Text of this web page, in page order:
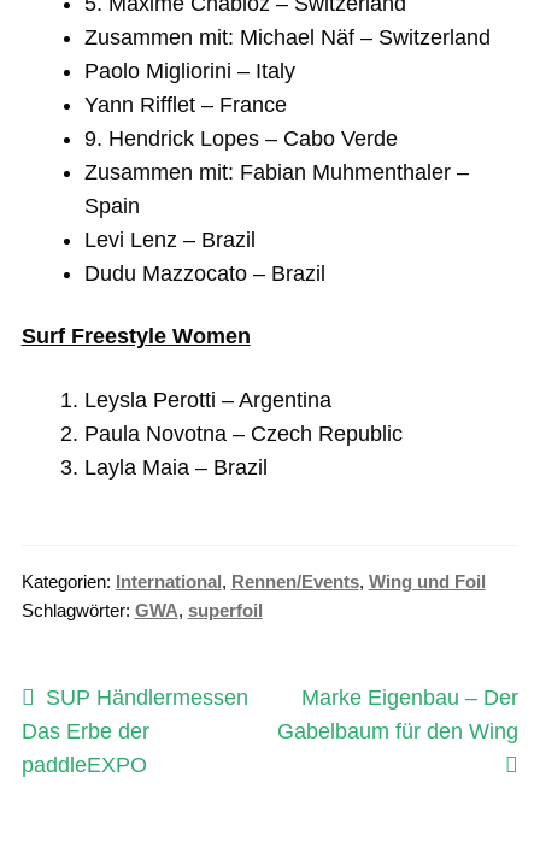
Zusammen mit: Michael Näf – Switzerland
Paolo Migliorini – Italy
Yann Rifflet – France
9. Hendrick Lopes – Cabo Verde
Zusammen mit: Fabian Muhmenthaler –
Spain
Levi Lenz – Brazil
Dudu Mazzocato – Brazil
Surf Freestyle Women
Leysla Perotti – Argentina
Paula Novotna – Czech Republic
Layla Maia – Brazil
Kategorien: International, Rennen/Events, Wing und Foil
Schlagwörter: GWA, superfoil
Beitragsnavigation
Vorheriger
Beitrag:
SUP Händlermessen
Das Erbe der
paddleEXPO
Nächster
Beitrag:
Marke Eigenbau – Der
Gabelbaum für den Wing